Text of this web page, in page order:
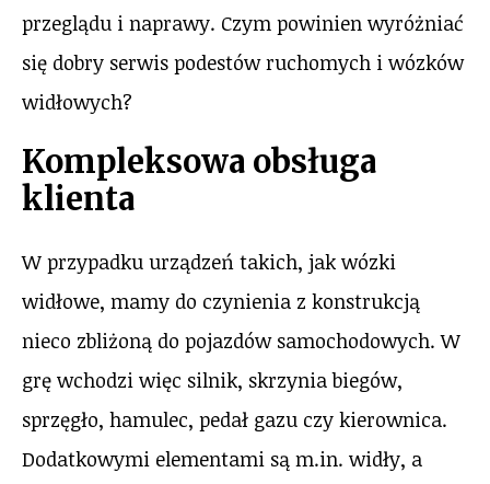
przeglądu i naprawy. Czym powinien wyróżniać
się dobry serwis podestów ruchomych i wózków
widłowych?
Kompleksowa obsługa
klienta
W przypadku urządzeń takich, jak wózki
widłowe, mamy do czynienia z konstrukcją
nieco zbliżoną do pojazdów samochodowych. W
grę wchodzi więc silnik, skrzynia biegów,
sprzęgło, hamulec, pedał gazu czy kierownica.
Dodatkowymi elementami są m.in. widły, a